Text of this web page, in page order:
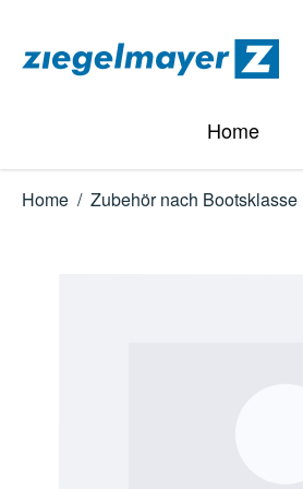
Home
Home / Zubehör nach Bootsklasse